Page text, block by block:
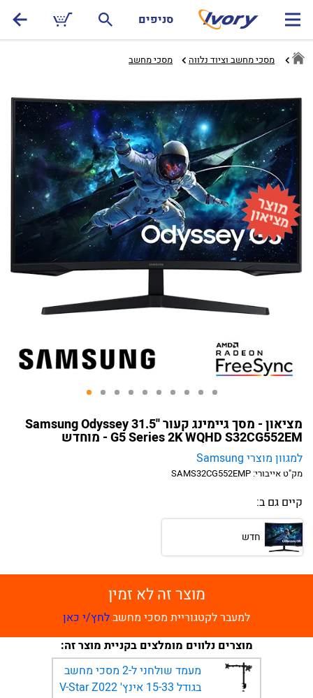
סניפים
מסכי מחשב וציוד נלווה מסכי מחשב‏
מציאון - מסך גיימינג קעור ''31.5 Samsung Odyssey
G5 Series 2K WQHD S32CG552EM - מוחדש
למגוון מוצרי Samsung
מק"ט אייבורי: SAMS32CG552EMP
קיים גם ב:
חדש
מוצר זה לא זמין
למעבר לקטגוריית מסכי מחשבלחץ/י כאן
מוצרים נלווים מומלצים בקניית מוצר זה:
מעמד שולחני ל-2 מסכי מחשב
בגודל 15-33 אינץ' V-Star Z022